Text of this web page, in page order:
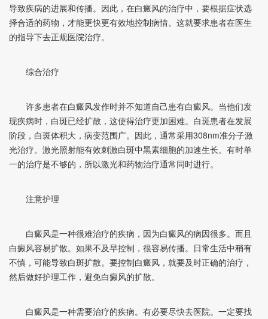
导致疾病的进展和传播。因此，在白癜风的治疗中，要根据症状选
择合适的药物，才能更快更有效地控制病情。这就要求患者在医生
的指导下去正规医院治疗。
综合治疗
许多患者在白癜风发作时并不知道自己患有白癜风。当他们发
现疾病时，白斑已经扩散，这使得治疗更加困难。白斑患者在发展
阶段，白斑体积大，病变范围广。因此，通常采用308nm准分子激
光治疗。激光照射能有效刺激白斑中黑素细胞的加速生长。有时单
一的治疗是不够的，所以激光和药物治疗通常同时进行。
注意护理
白癜风是一种很难治疗的疾病，因为白癜风的病因很多。而且
白癜风容易扩散。如果不及早控制，很容易传播。日常生活中稍有
不慎，可能导致白斑扩散。要控制白癜风，就要及时正确的治疗，
然后做好护理工作，避免白癜风的扩散。
白癜风是一种需要治疗的疾病。有必要尽快去医院。一定要找